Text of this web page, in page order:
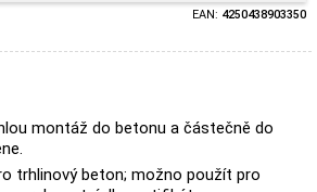
EAN: 4250438903350
montáž do betonu a částečně do
trhlinový beton; možno použít pro